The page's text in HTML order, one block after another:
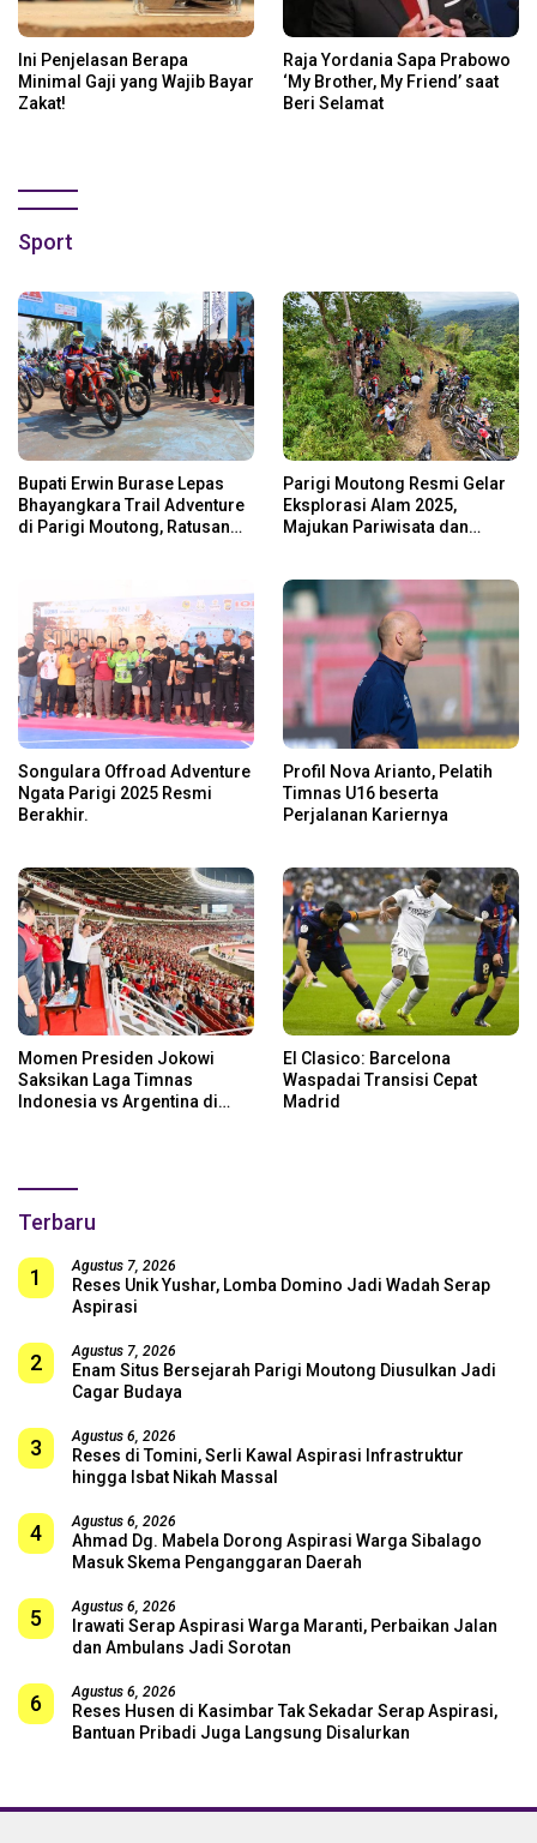
Ini Penjelasan Berapa
Minimal Gaji yang Wajib Bayar
Zakat!
Raja Yordania Sapa Prabowo
‘My Brother, My Friend’ saat
Beri Selamat
Sport
Bupati Erwin Burase Lepas
Bhayangkara Trail Adventure
di Parigi Moutong, Ratusan
Parigi Moutong Resmi Gelar
Eksplorasi Alam 2025,
Majukan Pariwisata dan
Songulara Offroad Adventure
Ngata Parigi 2025 Resmi
Berakhir.
Profil Nova Arianto, Pelatih
Timnas U16 beserta
Perjalanan Kariernya
Momen Presiden Jokowi
Saksikan Laga Timnas
Indonesia vs Argentina di
El Clasico: Barcelona
Waspadai Transisi Cepat
Madrid
Terbaru
1 Agustus 7, 2026
Reses Unik Yushar, Lomba Domino Jadi Wadah Serap
Aspirasi
2 Agustus 7, 2026
Enam Situs Bersejarah Parigi Moutong Diusulkan Jadi
Cagar Budaya
3 Agustus 6, 2026
Reses di Tomini, Serli Kawal Aspirasi Infrastruktur
hingga Isbat Nikah Massal
4 Agustus 6, 2026
Ahmad Dg. Mabela Dorong Aspirasi Warga Sibalago
Masuk Skema Penganggaran Daerah
5 Agustus 6, 2026
Irawati Serap Aspirasi Warga Maranti, Perbaikan Jalan
dan Ambulans Jadi Sorotan
6 Agustus 6, 2026
Reses Husen di Kasimbar Tak Sekadar Serap Aspirasi,
Bantuan Pribadi Juga Langsung Disalurkan